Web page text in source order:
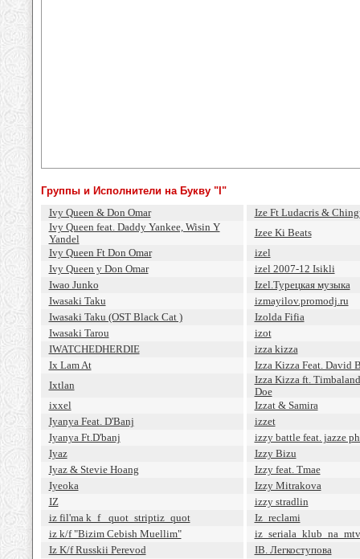
Группы и Исполнители на Букву "I"
Ivy Queen & Don Omar
Ize Ft Ludacris &
Ivy Queen feat. Daddy Yankee, Wisin Y
Yandel
Izee Ki Beats
Ivy Queen Ft Don Omar
izel
Ivy Queen y Don Omar
izel 2007-12 Isikli
Iwao Junko
Izel.Турецкая музыка
Iwasaki Taku
izmayilov.promodj.ru
Iwasaki Taku (OST Black Cat )
Izolda Fifia
Iwasaki Tarou
izot
IWATCHEDHERDIE
izza kizza
Ix Lam At
Izza Kizza Feat. David
Ixtlan
Izza Kizza ft.
Doe
ixxel
Izzat & Samira
Iyanya Feat. D'Banj
izzet
Iyanya Ft.D'banj
izzy battle feat. jazze
Iyaz
Izzy Bizu
Iyaz & Stevie Hoang
Izzy feat. Tmaе
Iyeoka
Izzy Mitrakova
IZ
izzy stradlin
iz fil'ma k_f _quot_striptiz_quot
Iz_reclami
iz k/f "Bizim Cebish Muellim"
iz_seriala_klub_na_mtv
Iz K/f Russkii Perevod
IВ. Легкоступова